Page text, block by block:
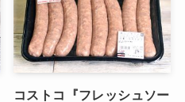
コストコ『フレッシュソー